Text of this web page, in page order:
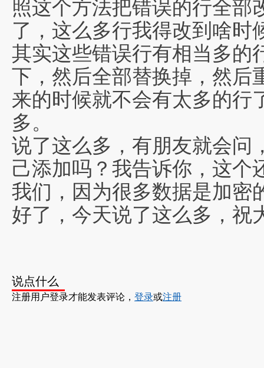
照这个方法把错误的行全部
了，这么多行我得改到啥时
其实这些错误行有相当多的
下，然后全部替换掉，然后
来的时候就不会有太多的行
多。
说了这么多，有朋友就会问
己添加吗？我告诉你，这个
我们，因为很多数据是加密
好了，今天说了这么多，祝
说点什么
注册用户登录才能发表评论， 登录或注册